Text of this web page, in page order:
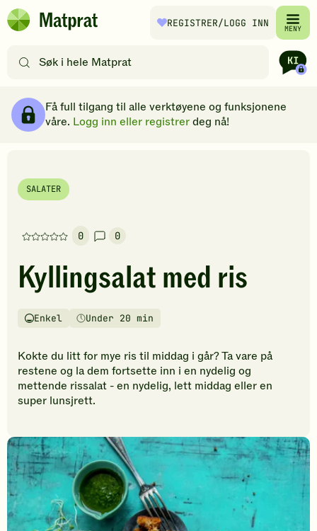
Hopp til hovedinnhold
Matprat
REGISTRER/LOGG INN MENY
etter
filtre
Få full tilgang til alle verktøyene og funksjonene
våre. Logg inn eller registrerdeg nå!
SALATER
0
Denne
har
foreløpig
vurderinger.
den
første
til
å
oppskriften.
0
Kyllingsalat med ris
Vanskelighetsgrad
Enkel
TilberedningstidUnder 20 min
Kokte du litt for mye ris til middag i går? Ta vare på
restene og la dem fortsette inn i en nydelig og
mettende rissalat - en nydelig, lett middag eller en
super lunsjrett.